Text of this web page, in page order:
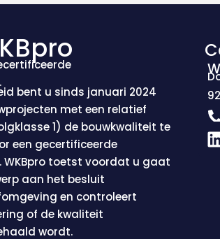
bent u sinds januari 2024
met een relatief
1) de bouwkwaliteit te
een gecertificeerde
WKBpro toetst voordat u gaat
aan het besluit
en controleert
of de kwaliteit
wordt.
i